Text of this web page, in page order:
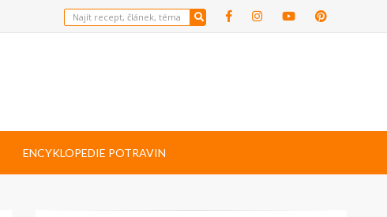
ENCYKLOPEDIE POTRAVIN